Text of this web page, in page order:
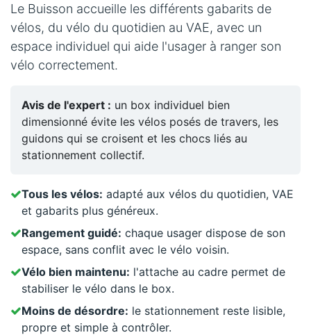
Le Buisson accueille les différents gabarits de
vélos, du vélo du quotidien au VAE, avec un
espace individuel qui aide l'usager à ranger son
vélo correctement.
Avis de l'expert : un box individuel bien
dimensionné évite les vélos posés de travers, les
guidons qui se croisent et les chocs liés au
stationnement collectif.
Tous les vélos: adapté aux vélos du quotidien, VAE
et gabarits plus généreux.
Rangement guidé: chaque usager dispose de son
espace, sans conflit avec le vélo voisin.
Vélo bien maintenu: l'attache au cadre permet de
stabiliser le vélo dans le box.
Moins de désordre: le stationnement reste lisible,
propre et simple à contrôler.